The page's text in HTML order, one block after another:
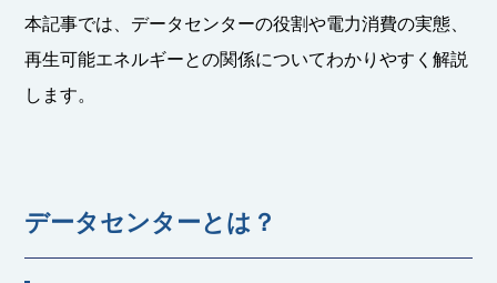
本記事では、データセンターの役割や電力消費の実態、
再生可能エネルギーとの関係についてわかりやすく解説
します。
データセンターとは？